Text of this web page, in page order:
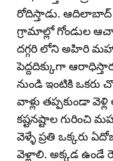
రోదిస్తాడు. ఆదిలాబాద్‌
గ్రామాల్లో గోండుల
దగ్గరి లోని అహిరి
పెద్దదిక్కుగా
నుండి ఇంటికి ఒకరు
వాళ్లు తప్పకుండా
కష్టనష్టాల గురించి
వెళ్ళే ప్రతి ఒక్కరు
వెళ్లాలి. అక్కడ ఉండే